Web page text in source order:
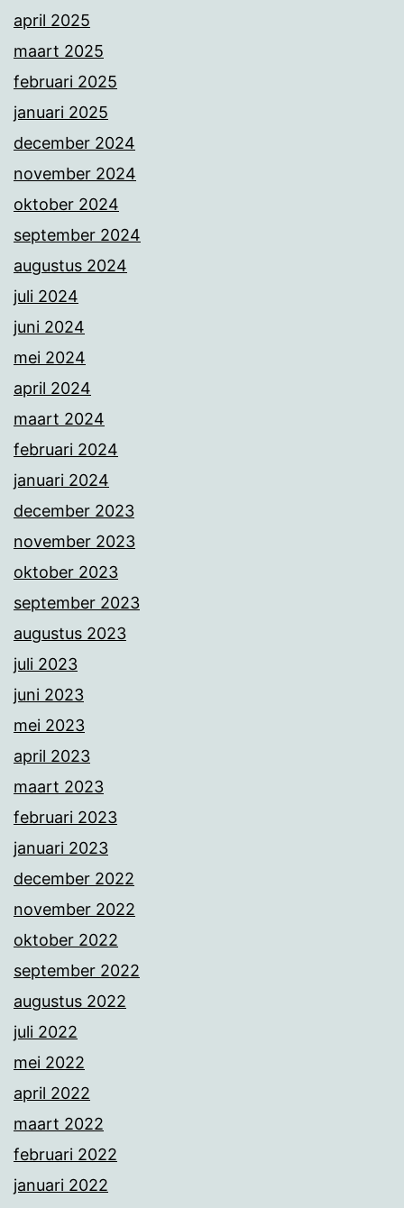
april 2025
maart 2025
februari 2025
januari 2025
december 2024
november 2024
oktober 2024
september 2024
augustus 2024
juli 2024
juni 2024
mei 2024
april 2024
maart 2024
februari 2024
januari 2024
december 2023
november 2023
oktober 2023
september 2023
augustus 2023
juli 2023
juni 2023
mei 2023
april 2023
maart 2023
februari 2023
januari 2023
december 2022
november 2022
oktober 2022
september 2022
augustus 2022
juli 2022
mei 2022
april 2022
maart 2022
februari 2022
januari 2022